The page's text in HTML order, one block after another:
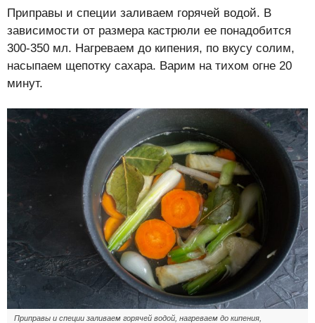
Приправы и специи заливаем горячей водой. В
зависимости от размера кастрюли ее понадобится
300-350 мл. Нагреваем до кипения, по вкусу солим,
насыпаем щепотку сахара. Варим на тихом огне 20
минут.
Приправы и специи заливаем горячей водой, нагреваем до кипения,